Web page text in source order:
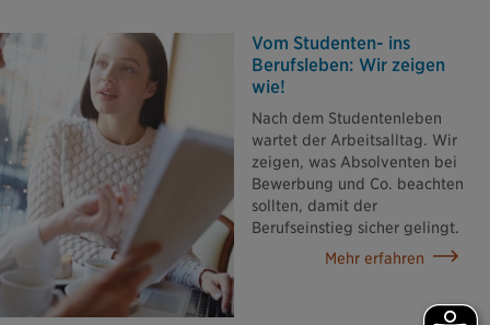
Vom Studenten- ins
Berufsleben: Wir zeigen
wie!
Nach dem Studentenleben
wartet der Arbeitsalltag. Wir
zeigen, was Absolventen bei
Bewerbung und Co. beachten
sollten, damit der
Berufseinstieg sicher gelingt.
Mehr erfahren